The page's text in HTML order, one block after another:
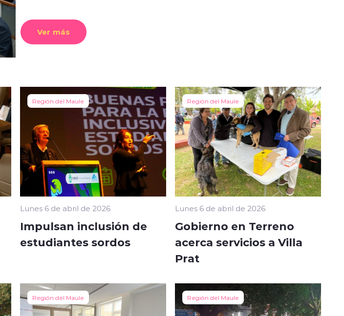
Ver más
Región del Maule
Lunes 6 de abril de 2026
Impulsan inclusión de
estudiantes sordos
Región del Maule
Lunes 6 de abril de 2026
Gobierno en Terreno
acerca servicios a Villa
Prat
Región del Maule Región del Maule